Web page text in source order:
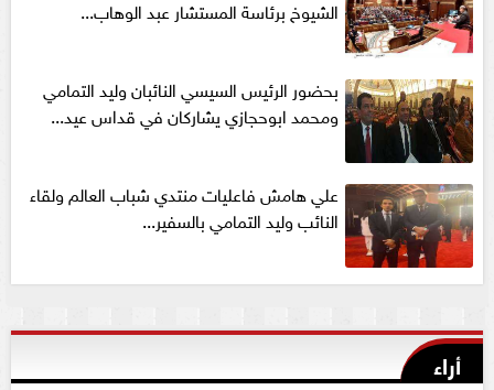
الشيوخ برئاسة المستشار عبد الوهاب...
بحضور الرئيس السيسي النائبان وليد التمامي
ومحمد ابوحجازي يشاركان في قداس عيد...
علي هامش فاعليات منتدي شباب العالم ولقاء
النائب وليد التمامي بالسفير...
أراء